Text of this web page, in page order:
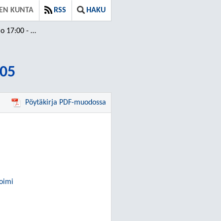
KUNTA RSS HAKU
- 21:05
Pöytäkirja PDF-muodossa